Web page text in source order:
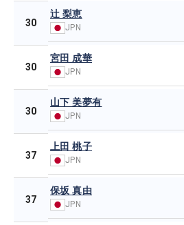
30
辻 梨恵
JPN
30
宮田 成華
JPN
30
山下 美夢有
JPN
37
上田 桃子
JPN
37
保坂 真由
JPN